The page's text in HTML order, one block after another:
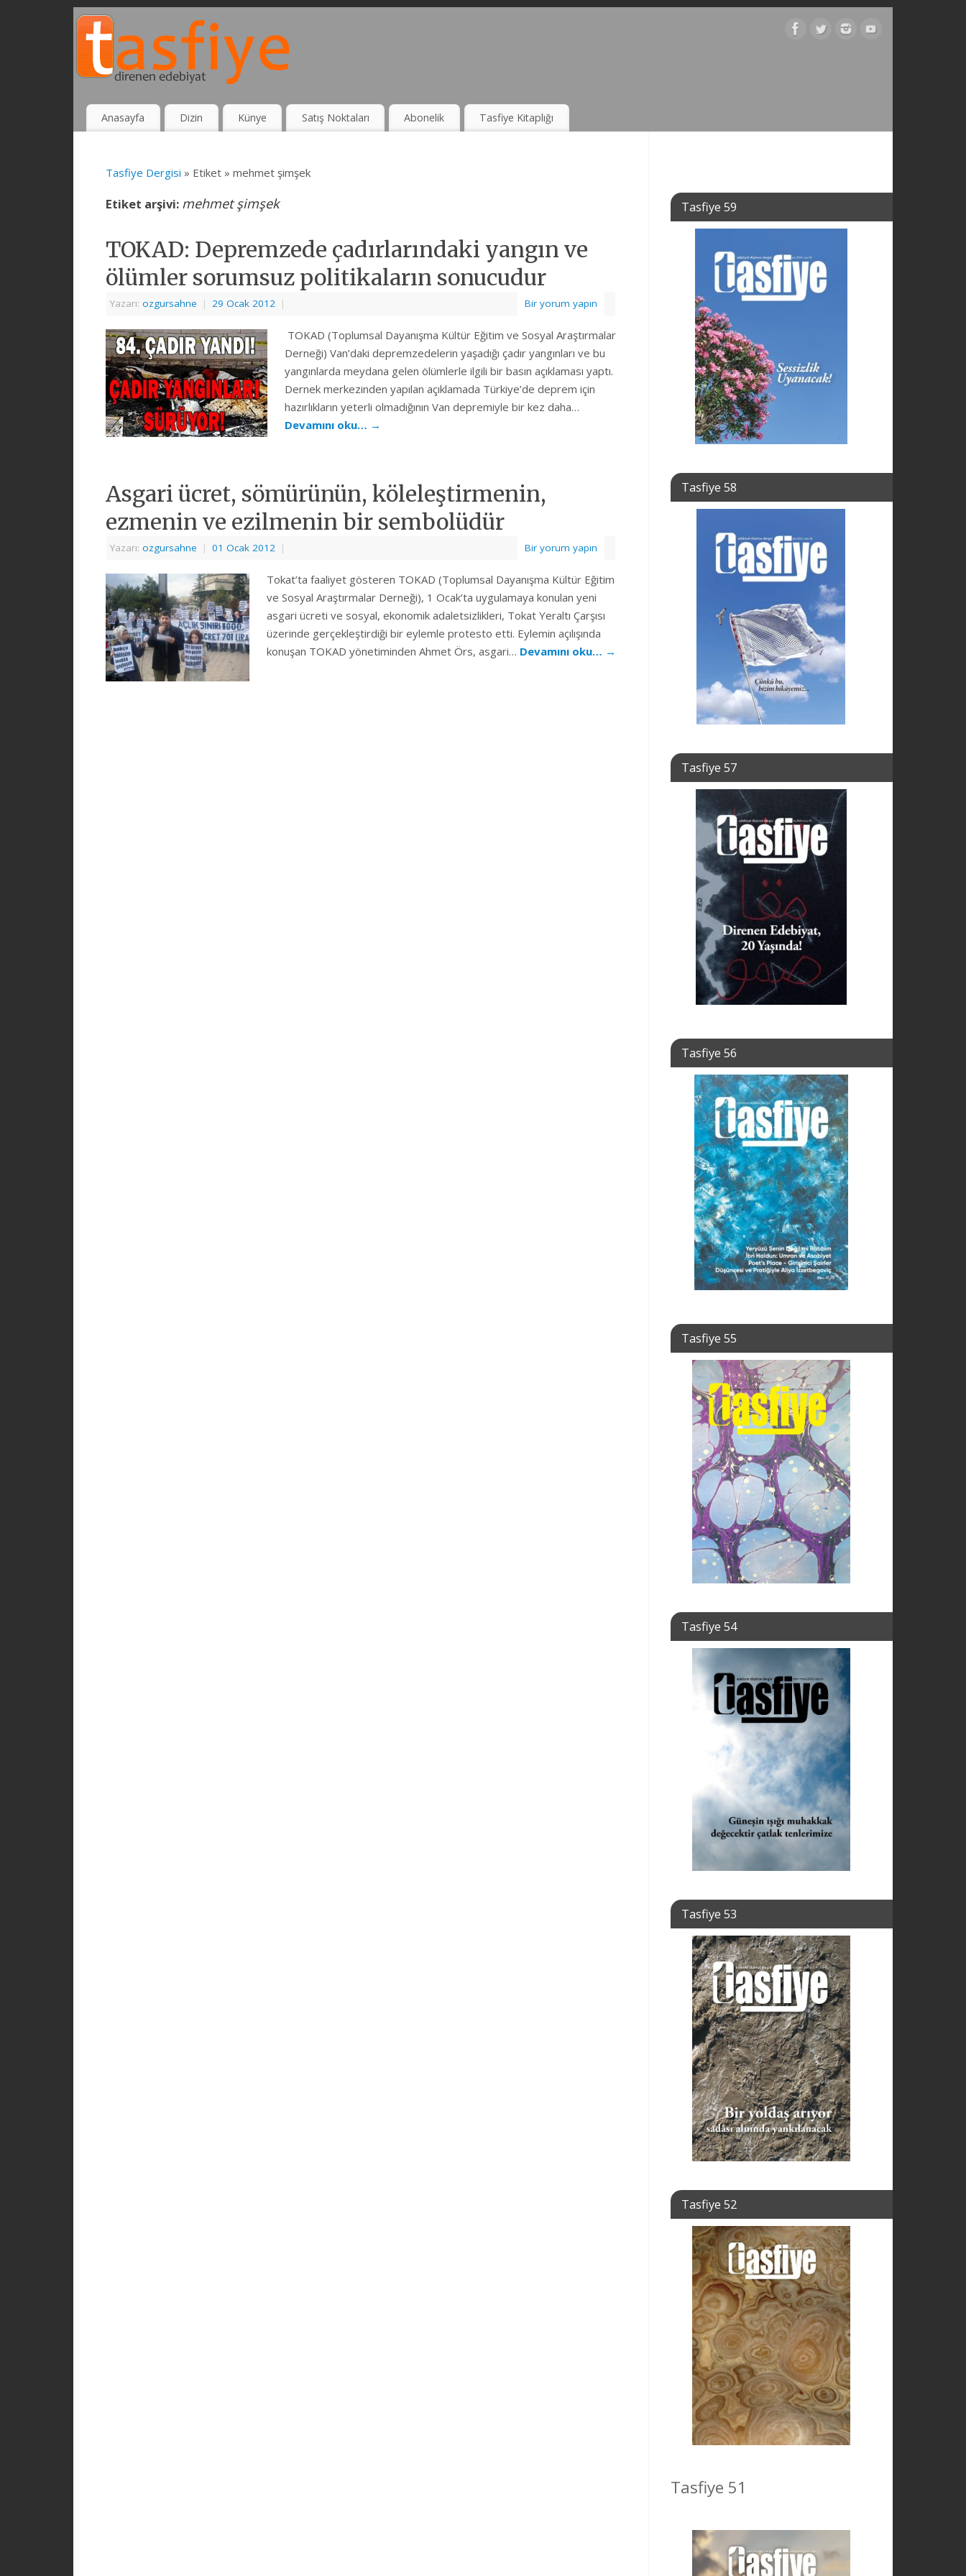
Anasayfa Dizin Künye Satış Noktaları Abonelik Tasfiye Kitaplığı
Tasfiye Dergisi » Etiket » mehmet şimşek
Etiket arşivi: mehmet şimşek
TOKAD: Depremzede çadırlarındaki yangın ve
ölümler sorumsuz politikaların sonucudur
Yazarı: ozgursahne | 29 Ocak 2012 | Bir yorum yapın
TOKAD (Toplumsal Dayanışma Kültür Eğitim ve Sosyal Araştırmalar
Derneği) Van’daki depremzedelerin yaşadığı çadır yangınları ve bu
yangınlarda meydana gelen ölümlerle ilgili bir basın açıklaması yaptı.
Dernek merkezinden yapılan açıklamada Türkiye’de deprem için
hazırlıkların yeterli olmadığının Van depremiyle bir kez daha…
Devamını oku… →
Asgari ücret, sömürünün, köleleştirmenin,
ezmenin ve ezilmenin bir sembolüdür
Yazarı: ozgursahne | 01 Ocak 2012 | Bir yorum yapın
Tokat’ta faaliyet gösteren TOKAD (Toplumsal Dayanışma Kültür Eğitim
ve Sosyal Araştırmalar Derneği), 1 Ocak’ta uygulamaya konulan yeni
asgari ücreti ve sosyal, ekonomik adaletsizlikleri, Tokat Yeraltı Çarşısı
üzerinde gerçekleştirdiği bir eylemle protesto etti. Eylemin açılışında
konuşan TOKAD yönetiminden Ahmet Örs, asgari… Devamını oku… →
Tasfiye 59
Tasfiye 58
Tasfiye 57
Tasfiye 56
Tasfiye 55
Tasfiye 54
Tasfiye 53
Tasfiye 52
Tasfiye 51